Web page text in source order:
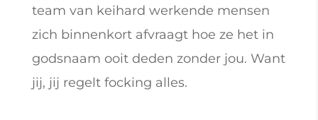
team van keihard werkende mensen
zich binnenkort afvraagt hoe ze het in
godsnaam ooit deden zonder jou. Want
jij, jij regelt focking alles.